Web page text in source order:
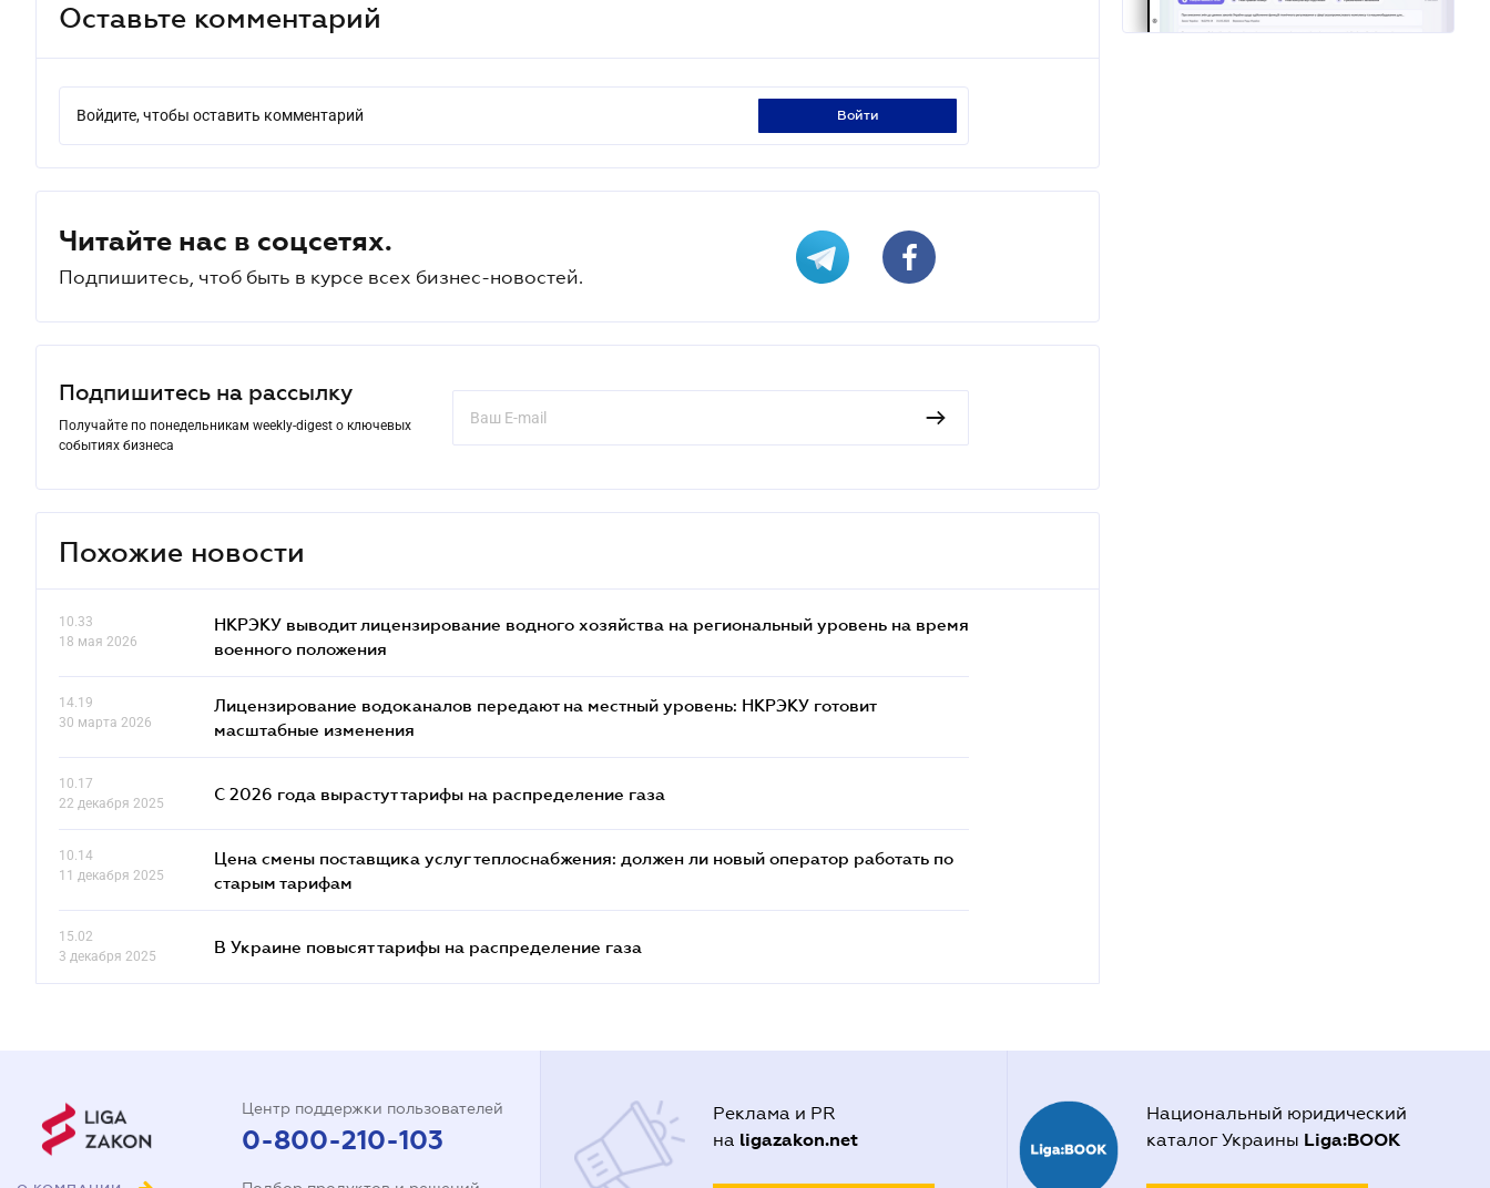
Оставьте комментарий
Войдите, чтобы оставить комментарий войти
Читайте нас в соцсетях.
Подпишитесь, чтоб быть в курсе всех бизнес-новостей.
Подпишитесь на рассылку
Получайте по понедельникам weekly-digest о ключевых
событиях бизнеса
Похожие новости
10.33
18 мая 2026
НКРЭКУ выводит лицензирование водного хозяйства на региональный уровень на время
военного положения
14.19
30 марта 2026
Лицензирование водоканалов передают на местный уровень: НКРЭКУ готовит
масштабные изменения
10.17
22 декабря 2025
С 2026 года вырастут тарифы на распределение газа
10.14
11 декабря 2025
Цена смены поставщика услуг теплоснабжения: должен ли новый оператор работать по
старым тарифам
15.02
3 декабря 2025
В Украине повысят тарифы на распределение газа
Центр поддержки пользователей
0-800-210-103
Реклама и PR
на ligazakon.net
Национальный юридический
каталог Украины Liga:BOOK